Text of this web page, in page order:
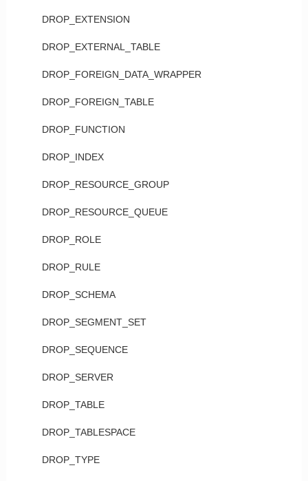
DROP_EXTENSION
DROP_EXTERNAL_TABLE
DROP_FOREIGN_DATA_WRAPPER
DROP_FOREIGN_TABLE
DROP_FUNCTION
DROP_INDEX
DROP_RESOURCE_GROUP
DROP_RESOURCE_QUEUE
DROP_ROLE
DROP_RULE
DROP_SCHEMA
DROP_SEGMENT_SET
DROP_SEQUENCE
DROP_SERVER
DROP_TABLE
DROP_TABLESPACE
DROP_TYPE